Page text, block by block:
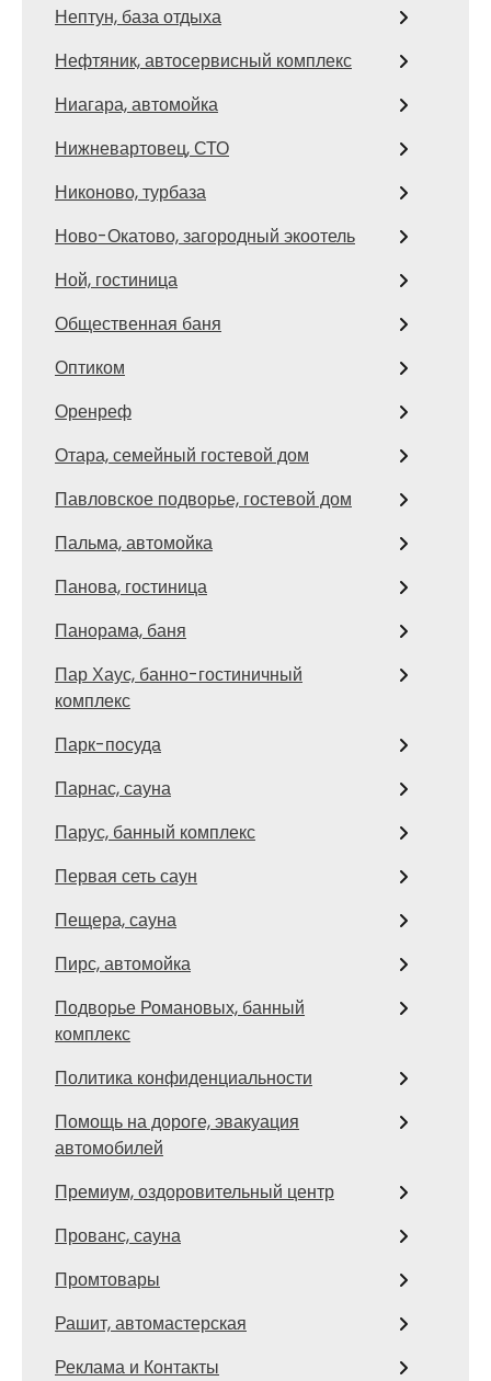
Нептун, база отдыха
Нефтяник, автосервисный комплекс
Ниагара, автомойка
Нижневартовец, СТО
Никоново, турбаза
Ново-Окатово, загородный экоотель
Ной, гостиница
Общественная баня
Оптиком
Оренреф
Отара, семейный гостевой дом
Павловское подворье, гостевой дом
Пальма, автомойка
Панова, гостиница
Панорама, баня
Пар Хаус, банно-гостиничный
комплекс
Парк-посуда
Парнас, сауна
Парус, банный комплекс
Первая сеть саун
Пещера, сауна
Пирс, автомойка
Подворье Романовых, банный
комплекс
Политика конфиденциальности
Помощь на дороге, эвакуация
автомобилей
Премиум, оздоровительный центр
Прованс, сауна
Промтовары
Рашит, автомастерская
Реклама и Контакты